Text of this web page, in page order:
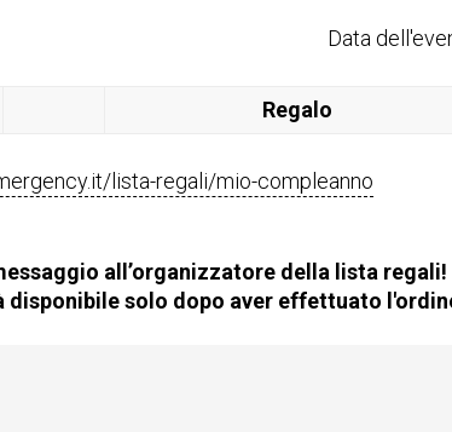
Data
Regalo
lista-regali/mio-compleanno
all’organizzatore della lista
disponibile solo dopo aver effettuato